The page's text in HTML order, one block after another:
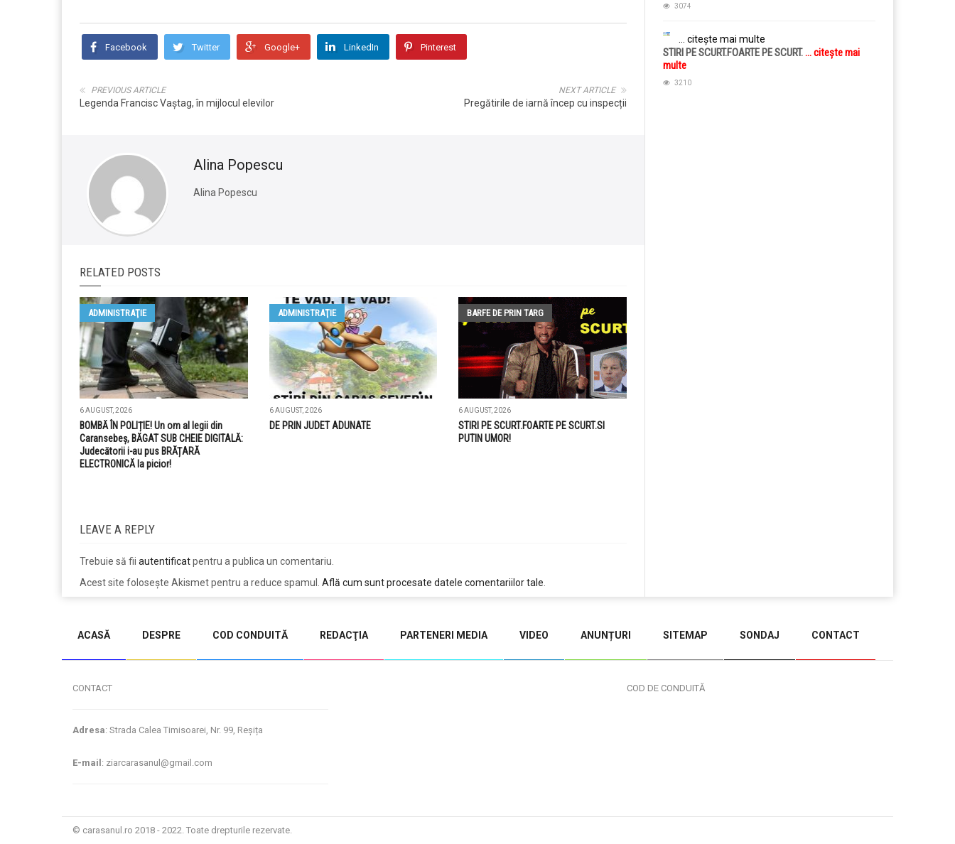
Facebook Twitter Google+ LinkedIn Pinterest
NEXT ARTICLE
Pregătirile de iarnă încep cu inspecții
PREVIOUS ARTICLE
Legenda Francisc Vaștag, în mijlocul elevilor
Alina Popescu
Alina Popescu
RELATED POSTS
ADMINISTRAŢIE
6 AUGUST, 2026
BOMBĂ ÎN POLIȚIE! Un om al legii din
Caransebeș, BĂGAT SUB CHEIE DIGITALĂ:
Judecătorii i-au pus BRĂȚARĂ
ELECTRONICĂ la picior!
ADMINISTRAŢIE
6 AUGUST, 2026
DE PRIN JUDET ADUNATE
BARFE DE PRIN TARG
6 AUGUST, 2026
STIRI PE SCURT.FOARTE PE SCURT.SI
PUTIN UMOR!
LEAVE A REPLY
Trebuie să fii autentificatpentru a publica un comentariu.
Acest site folosește Akismet pentru a reduce spamul. Află cum sunt procesate datele comentariilor tale
3074
... citește mai multe
STIRI PE SCURT.FOARTE PE SCURT.... citește mai
multe
3210
ACASĂ DESPRE COD CONDUITĂ REDACŢIA PARTENERI MEDIA VIDEO ANUNȚURI SITEMAP SONDAJ CONTACT
CONTACT
Adresa: Strada Calea Timisoarei, Nr. 99, Reșița
E-mail : ziarcarasanul@gmail.com
COD DE CONDUITĂ
© carasanul.ro 2018 - 2022. Toate drepturile rezervate.